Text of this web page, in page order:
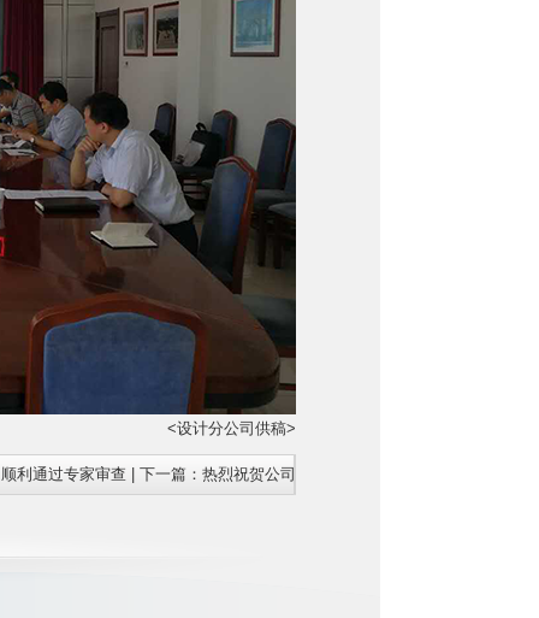
<设计分公司供稿>
利通过专家审查 | 下一篇： 热烈祝贺公司